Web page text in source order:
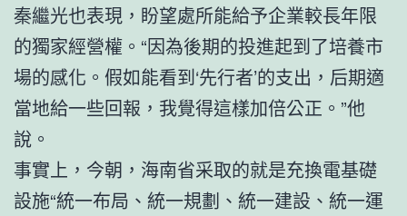
秦繼光也表現，盼望處所能給予企業較長年限
的獨家經營權。“因為後期的投進起到了培養市
場的感化。假如能看到‘先行者’的支出，后期適
當地給一些回報，我覺得這樣加倍公正。”他
說。
事實上，今朝，海南省采取的就是充換電基礎
設施“統一布局、統一規劃、統一建設、統一運